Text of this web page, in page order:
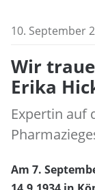
10. September
Wir
Erika
Expertin auf
Am 7.